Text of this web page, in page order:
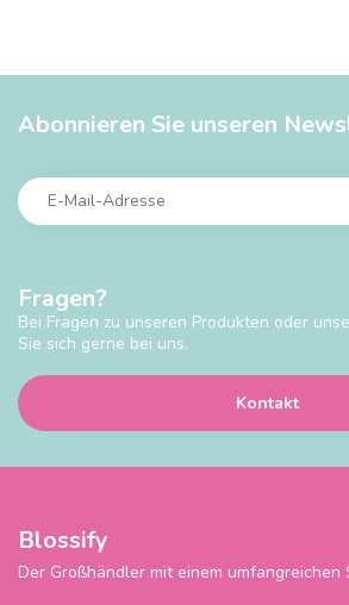
Fragen?
Bei Fragen zu unseren Produkten oder
Sie sich gerne bei uns.
Kontakt
Abonnieren Sie unseren
Blossify
Der Großhändler mit einem umfangreichen